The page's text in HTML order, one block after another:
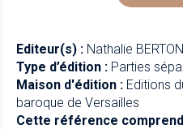
Editeur(s) : Nathalie
Type d’édition : Parties
Maison d'édition : Editions
baroque de Versailles
Cette référence